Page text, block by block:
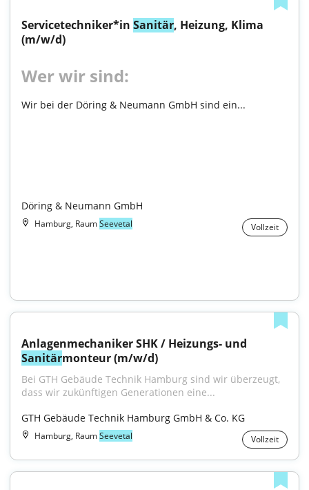
Servicetechniker*in Sanitär, Heizung, Klima
(m/w/d)
Wer wir sind:
Wir bei der Döring & Neumann GmbH sind ein...
Döring & Neumann GmbH
Hamburg, RaumSeevetal Vollzeit
Sanitärmonteur (m/w/d)
Bei GTH Gebäude Technik Hamburg sind wir überzeugt,
dass wir zukünftigen Generationen eine...
GTH Gebäude Technik Hamburg GmbH & Co. KG
Hamburg, RaumSeevetal Vollzeit